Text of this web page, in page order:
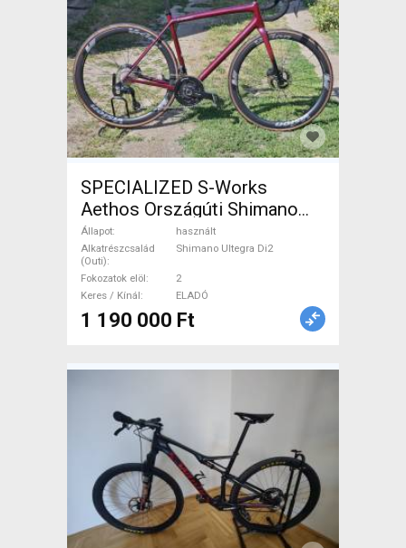
SPECIALIZED S-Works
Aethos Országúti Shimano
Ultegra Di2 tárcsafék használt
ELADÓ
Állapot
használt
Alkatrészcsalád
(Outi)
Shimano Ultegra Di2
Fokozatok elöl
2
Keres / Kínál
ELADÓ
1 190 000 Ft